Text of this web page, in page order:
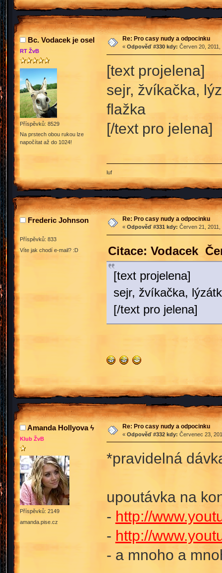
Bc. Vodacek je osel
RT ŽvB
Příspěvků: 8529
Na prstech obou rukou lze
napočítat až do 1024!
Re: Pro casy nudy a odpocinku
« Odpověď #330 kdy: Červen 20, 2011,
[text projelena]
sejr, žvíkačka,
flažka
[/text pro jelena]
luf
Frederic Johnson
Příspěvků: 833
Víte jak chodí e-mail? :D
Re: Pro casy nudy a odpocinku
« Odpověď #331 kdy: Červen 21,
Citace: Vodacek
[text projelena]
sejr, žvíkačka,
[/text pro jelena]
Amanda Hollyova ϟ
Klub ŽvB
Příspěvků: 2149
amanda.pise.cz
Re: Pro casy nudy a odpocinku
« Odpověď #332 kdy: Červenec 23,
*pravidelná
upoutávka na
- http://
- http://
- a mnoho a